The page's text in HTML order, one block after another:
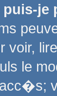
puis-
voir,
le